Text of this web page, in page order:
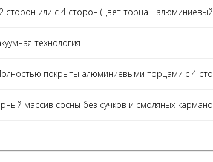
или с 4 сторон (цвет торца -
технология
покрыты алюминиевыми торцами с 4
массив сосны без сучков и смоляных